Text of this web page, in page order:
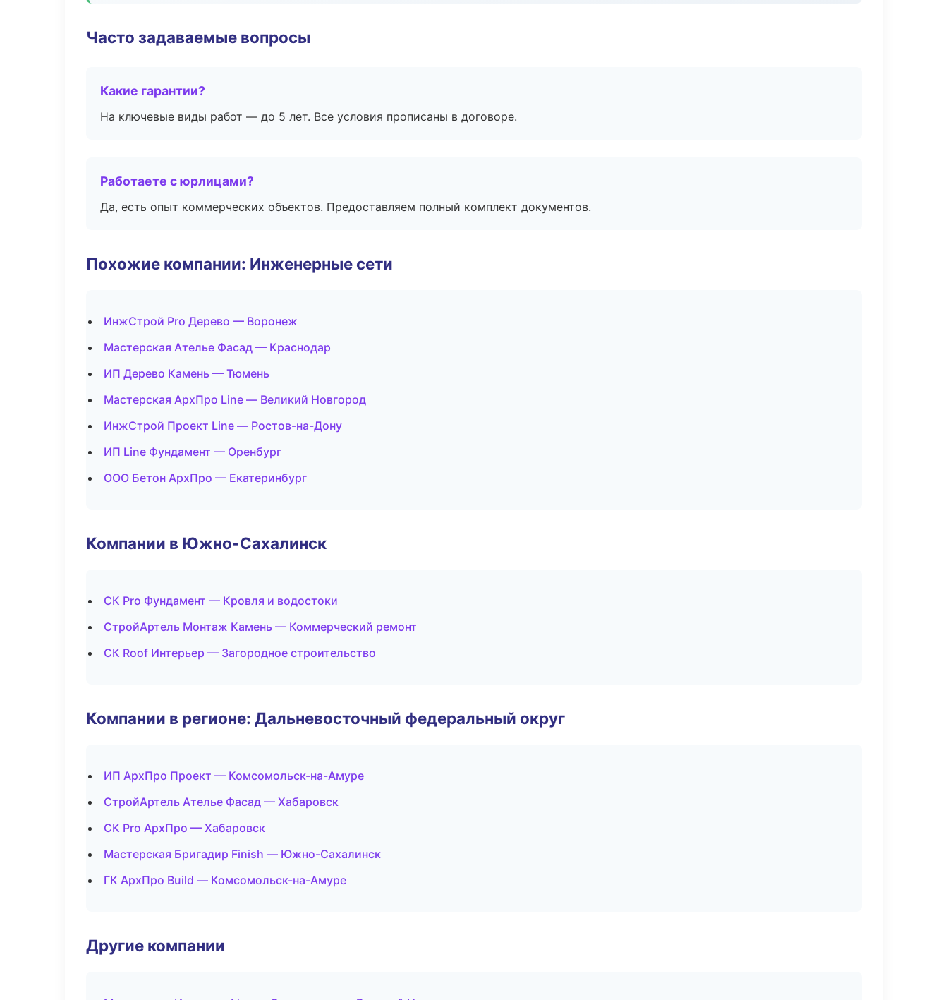
Часто задаваемые вопросы
Какие гарантии?
На ключевые виды работ — до 5 лет. Все условия прописаны в договоре.
Работаете с юрлицами?
Да, есть опыт коммерческих объектов. Предоставляем полный комплект документов.
Похожие компании: Инженерные сети
ИнжСтрой Pro Дерево — Воронеж
Мастерская Ателье Фасад — Краснодар
ИП Дерево Камень — Тюмень
Мастерская АрхПро Line — Великий Новгород
ИнжСтрой Проект Line — Ростов-на-Дону
ИП Line Фундамент — Оренбург
ООО Бетон АрхПро — Екатеринбург
Компании в Южно-Сахалинск
СК Pro Фундамент — Кровля и водостоки
СтройАртель Монтаж Камень — Коммерческий ремонт
СК Roof Интерьер — Загородное строительство
Компании в регионе: Дальневосточный федеральный округ
ИП АрхПро Проект — Комсомольск-на-Амуре
СтройАртель Ателье Фасад — Хабаровск
СК Pro АрхПро — Хабаровск
Мастерская Бригадир Finish — Южно-Сахалинск
ГК АрхПро Build — Комсомольск-на-Амуре
Другие компании